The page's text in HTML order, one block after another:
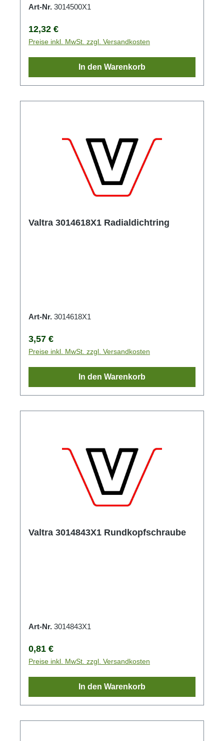
Art-Nr. 3014500X1
Regulärer Preis:
12,32 €
Preise inkl. MwSt. zzgl. Versandkosten
In den Warenkorb
Valtra 3014618X1 Radialdichtring
Art-Nr. 3014618X1
Regulärer Preis:
3,57 €
Preise inkl. MwSt. zzgl. Versandkosten
In den Warenkorb
Valtra 3014843X1 Rundkopfschraube
Art-Nr. 3014843X1
Regulärer Preis:
0,81 €
Preise inkl. MwSt. zzgl. Versandkosten
In den Warenkorb